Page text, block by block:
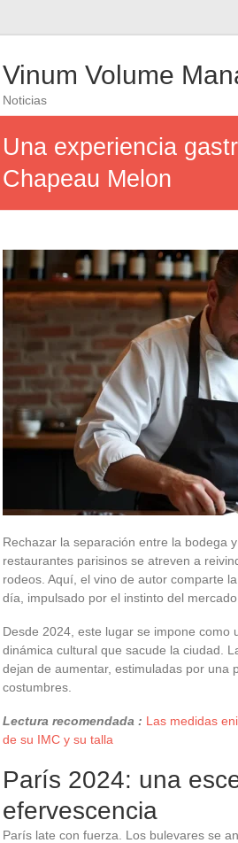
Vinum Volume
Noticias
Una experiencia
Chapeau Melon
Rechazar la separación entre la bodega
restaurantes parisinos se atreven a
rodeos. Aquí, el vino de autor comparte
día, impulsado por el instinto del
Desde 2024, este lugar se impone como
dinámica cultural que sacude la ciudad.
dejan de aumentar, estimuladas por una
costumbres.
Lectura recomendada : Las medidas
de su IMC y su talla
París 2024: una
efervescencia
París late con fuerza. Los bulevares se